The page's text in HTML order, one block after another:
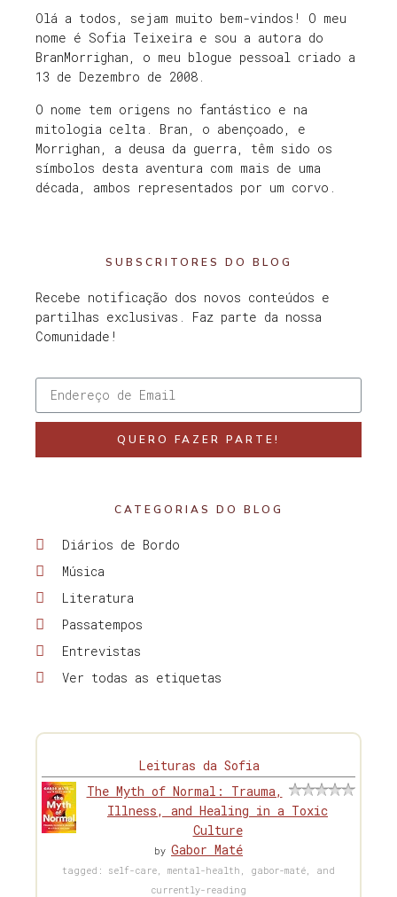
Olá a todos, sejam muito bem-vindos! O meu
nome é Sofia Teixeira e sou a autora do
BranMorrighan, o meu blogue pessoal criado a
13 de Dezembro de 2008.
O nome tem origens no fantástico e na
mitologia celta. Bran, o abençoado, e
Morrighan, a deusa da guerra, têm sido os
símbolos desta aventura com mais de uma
década, ambos representados por um corvo.
SUBSCRITORES DO BLOG
Recebe notificação dos novos conteúdos e
partilhas exclusivas. Faz parte da nossa
Comunidade!
QUERO FAZER PARTE!
CATEGORIAS DO BLOG
Diários de Bordo
Música
Literatura
Passatempos
Entrevistas
Ver todas as etiquetas
Leituras da Sofia
The Myth of Normal: Trauma,
Illness, and Healing in a Toxic
Culture
by Gabor Maté
tagged: self-care, mental-health, gabor-maté, and
currently-reading